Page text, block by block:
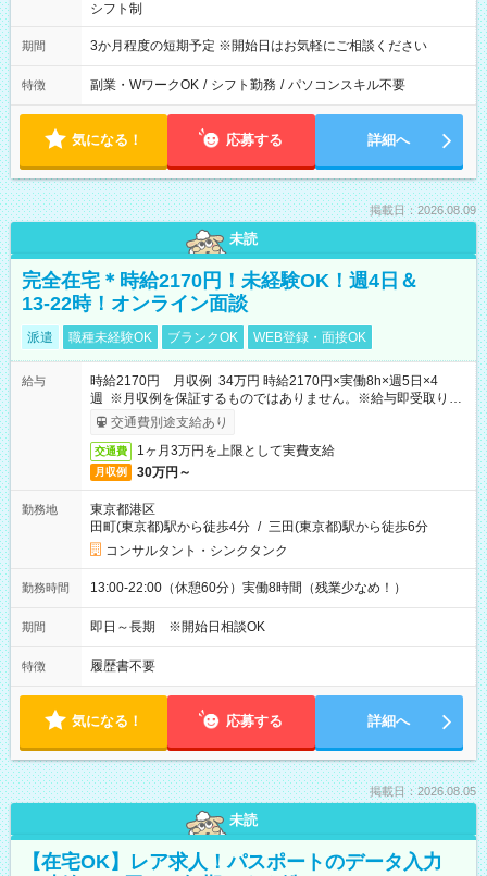
シフト制
期間 3か月程度の短期予定 ※開始日はお気軽にご相談ください
特徴 副業・WワークOK / シフト勤務 / パソコンスキル不要
気になる！ 応募する 詳細へ
掲載日：2026.08.09
未読
完全在宅＊時給2170円！未経験OK！週4日＆
13-22時！オンライン面談
派遣 職種未経験OK ブランクOK WEB登録・面接OK
給与
時給2170円 月収例 34万円 時給2170円×実働8h×週5日×4
週 ※月収例を保証するものではありません。※給与即受取りサ
ービス利用可（利用条件有）
交通費別途支給あり
交通費 1ヶ月3万円を上限として実費支給
月収例 30万円～
勤務地
東京都港区
田町(東京都)駅から徒歩4分 / 三田(東京都)駅から徒歩6分
コンサルタント・シンクタンク
勤務時間 13:00-22:00（休憩60分）実働8時間（残業少なめ！）
期間 即日～長期 ※開始日相談OK
特徴 履歴書不要
気になる！ 応募する 詳細へ
掲載日：2026.08.05
未読
【在宅OK】レア求人！パスポートのデータ入力